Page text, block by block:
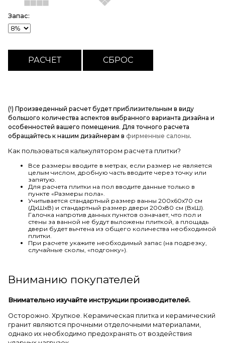
Запас:
(!) Произведенный расчет будет приблизительным в виду
большого количества аспектов выбранного варианта дизайна и
особенностей вашего помещения. Для точного расчета
обращайтесь к нашим дизайнерам в фирменные салоны.
Как пользоваться калькулятором расчета плитки?
Все размеры вводите в метрах, если размер не является
целым числом, дробную часть вводите через точку или
запятую.
Для расчета плитки на пол вводите данные только в
пункте «Размеры пола».
Учитывается стандартный размер ванны 200х60х70 см
(ДхШхВ) и стандартный размер двери 200х80 см (ВхШ).
Галочка напротив данных пунктов означает, что пол и
стены за ванной не будут выложены плиткой, а площадь
двери будет вычтена из общего количества необходимой
плитки.
При расчете укажите необходимый запас (на подрезку,
случайные сколы, «подгонку»).
Вниманию покупателей
Внимательно изучайте инструкции производителей.
Осторожно. Хрупкое. Керамическая плитка и керамический
гранит являются прочными отделочными материалами,
однако их необходимо предохранять от воздействия